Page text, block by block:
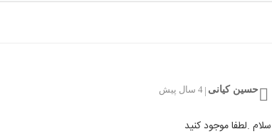
حسین کیانی | 4 سال پیش
سلام .لطفا موجود کنید